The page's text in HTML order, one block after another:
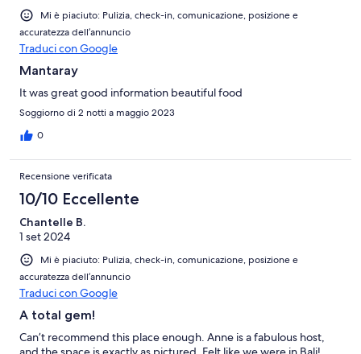
Mi è piaciuto: Pulizia, check-in, comunicazione, posizione e
accuratezza dell’annuncio
Traduci con Google
Mantaray
It was great good information beautiful food
Soggiorno di 2 notti a maggio 2023
0
Recensione verificata
10/10 Eccellente
Chantelle B.
1 set 2024
Mi è piaciuto: Pulizia, check-in, comunicazione, posizione e
accuratezza dell’annuncio
Traduci con Google
A total gem!
Can’t recommend this place enough. Anne is a fabulous host,